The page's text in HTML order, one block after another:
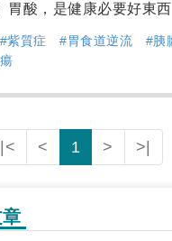
胃酸，是健康必要好東西
#紫質症 #胃食道逆流
#胰
|< < 1 > >|